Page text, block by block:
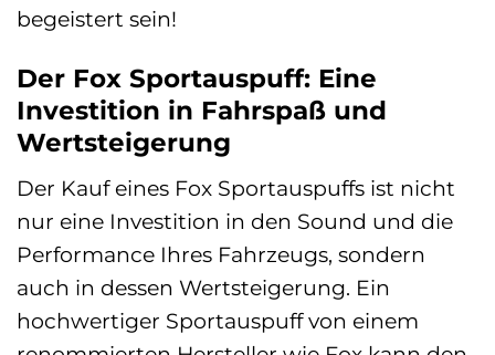
begeistert sein!
Der Fox Sportauspuff: Eine
Investition in Fahrspaß und
Wertsteigerung
Der Kauf eines Fox Sportauspuffs ist nicht
nur eine Investition in den Sound und die
Performance Ihres Fahrzeugs, sondern
auch in dessen Wertsteigerung. Ein
hochwertiger Sportauspuff von einem